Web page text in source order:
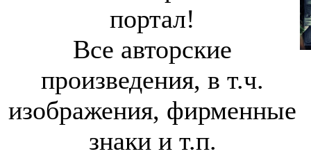
портал!
Все авторские
произведения, в т.ч.
изображения, фирменные
знаки и т.п.